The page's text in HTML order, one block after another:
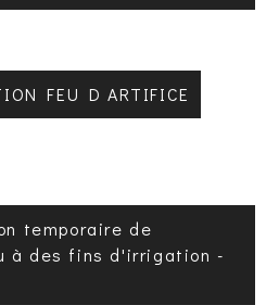
FEU D ARTIFICE
temporaire de
à des fins d'irrigation -